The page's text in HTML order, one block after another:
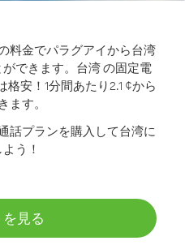
料金でパラグアイから台湾
できます。 台湾 の固定電
安！1分間あたり2.1 ¢から
ます。
話プランを購入して台湾に
う！
見る